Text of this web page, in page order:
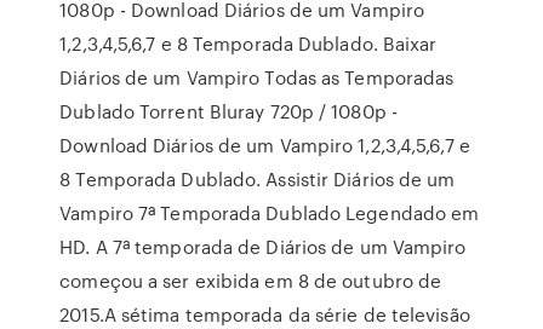
1080p - Download Diários de um Vampiro
1,2,3,4,5,6,7 e 8 Temporada Dublado. Baixar
Diários de um Vampiro Todas as Temporadas
Dublado Torrent Bluray 720p / 1080p -
Download Diários de um Vampiro 1,2,3,4,5,6,7 e
8 Temporada Dublado. Assistir Diários de um
Vampiro 7ª Temporada Dublado Legendado em
HD. A 7ª temporada de Diários de um Vampiro
começou a ser exibida em 8 de outubro de
2015.A sétima temporada da série de televisão